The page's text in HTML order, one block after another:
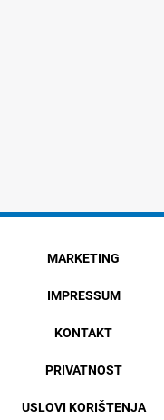
MARKETING
IMPRESSUM
KONTAKT
PRIVATNOST
USLOVI KORIŠTENJA